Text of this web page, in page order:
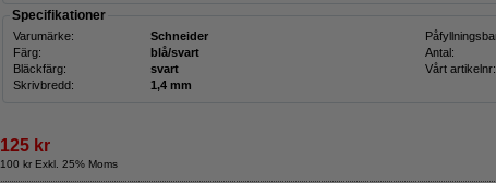
Specifikationer
Varumärke: Schneider
Färg:
blå/svart Antal:
Bläckfärg:
svart Vårt artikelnr:
Skrivbredd:
1,4 mm
125 kr
100 kr Exkl. 25% Moms